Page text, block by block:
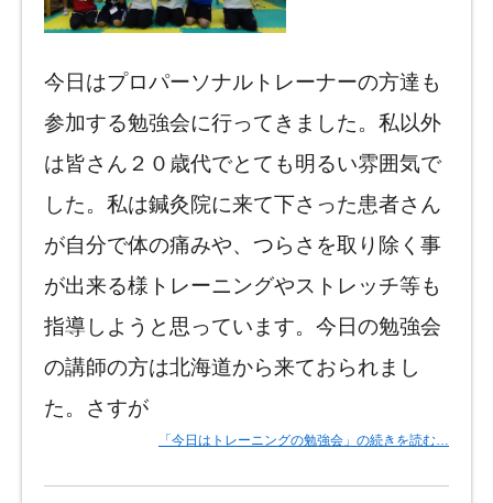
今日はプロパーソナルトレーナーの方達も
参加する勉強会に行ってきました。私以外
は皆さん２０歳代でとても明るい雰囲気で
した。私は鍼灸院に来て下さった患者さん
が自分で体の痛みや、つらさを取り除く事
が出来る様トレーニングやストレッチ等も
指導しようと思っています。今日の勉強会
の講師の方は北海道から来ておられまし
た。さすが
「今日はトレーニングの勉強会」の続きを読む…